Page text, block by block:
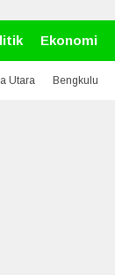
Ekonomi
Utara Bengkulu